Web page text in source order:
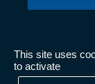
This site uses
to activate
© Conseil d'État
personnelles-